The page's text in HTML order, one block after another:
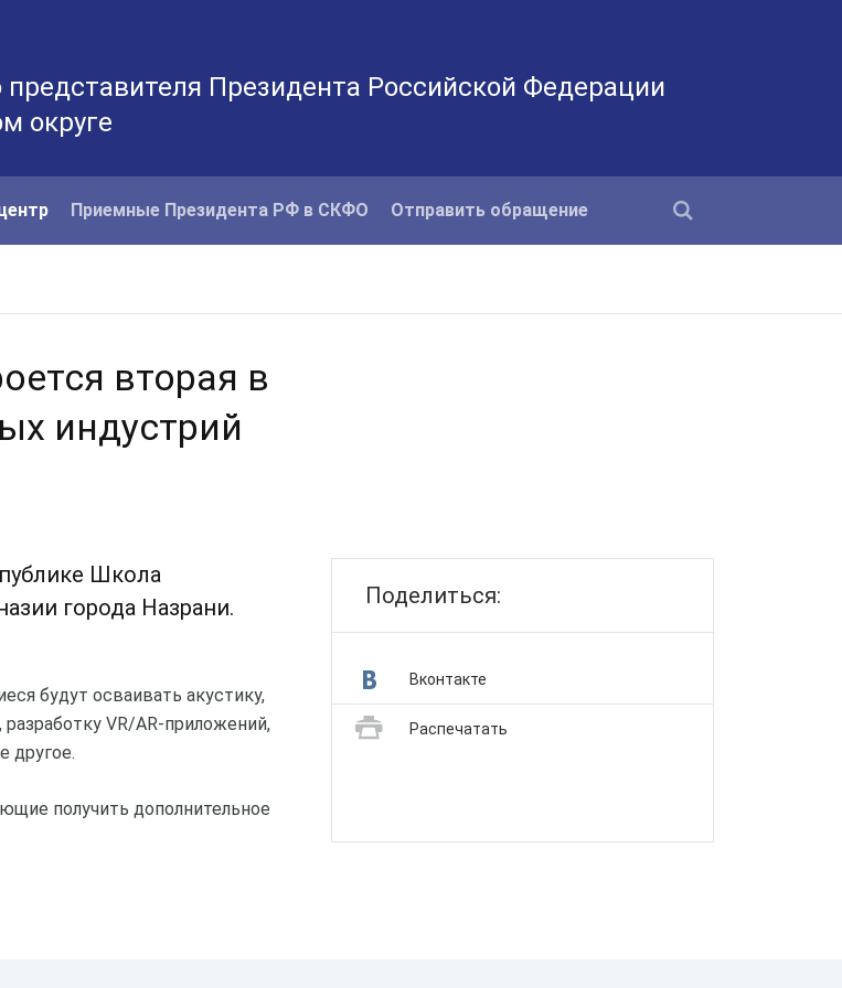
Президента Российской Федерации
округе
Приемные Президента РФ в СКФО Отправить обращение
вторая в
индустрий
Школа
города Назрани.
будут осваивать акустику,
VR/AR-приложений,
другое.
получить дополнительное
Поделиться:
Вконтакте
Распечатать